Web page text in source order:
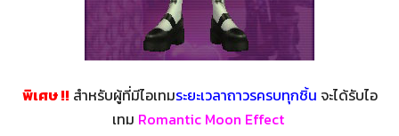
พิเศษ !! สำหรับผู้ที่มีไอเทมระยะเวลาถาวรครบทุกชิ้น จะได้รับไอ
เทม Romantic Moon Effect